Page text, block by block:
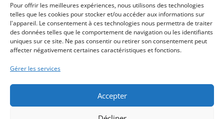
Pour offrir les meilleures expériences, nous utilisons des technologies
telles que les cookies pour stocker et/ou accéder aux informations sur
l'appareil. Le consentement à ces technologies nous permettra de traiter
des données telles que le comportement de navigation ou les identifiants
uniques sur ce site. Ne pas consentir ou retirer son consentement peut
affecter négativement certaines caractéristiques et fonctions.
Gérer les services
Accepter
20212 Focicchia